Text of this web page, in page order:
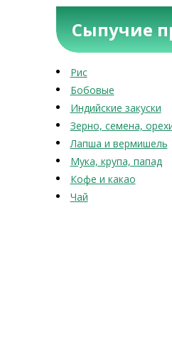
Сыпучие
Рис
Бобовые
Индийские закуски
Зерно, семена,
Лапша и вермишель
Мука, крупа, папад
Кофе и какао
Чай